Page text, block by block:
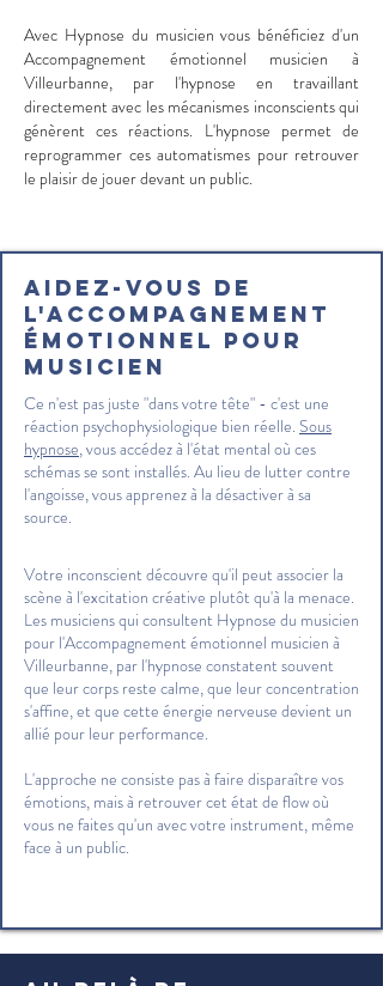
Avec Hypnose du musicien vous bénéficiez d'un
Accompagnement émotionnel musicien à
Villeurbanne, par l'hypnose en travaillant
directement avec les mécanismes inconscients qui
génèrent ces réactions. L'hypnose permet de
reprogrammer ces automatismes pour retrouver
le plaisir de jouer devant un public.
Aidez-vous de
l'accompagnement
émotionnel pour
musicien
Ce n'est pas juste "dans votre tête" - c'est une
réaction psychophysiologique bien réelle. Sous
hypnose, vous accédez à l'état mental où ces
schémas se sont installés. Au lieu de lutter contre
l'angoisse, vous apprenez à la désactiver à sa
source.
Votre inconscient découvre qu'il peut associer la
scène à l'excitation créative plutôt qu'à la menace.
Les musiciens qui consultent Hypnose du musicien
pour l'Accompagnement émotionnel musicien à
Villeurbanne, par l'hypnose constatent souvent
que leur corps reste calme, que leur concentration
s'affine, et que cette énergie nerveuse devient un
allié pour leur performance.
L'approche ne consiste pas à faire disparaître vos
émotions, mais à retrouver cet état de flow où
vous ne faites qu'un avec votre instrument, même
face à un public.